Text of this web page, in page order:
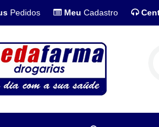
Pedidos Meu Cadastro